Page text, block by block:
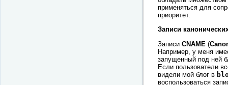
применяться для
приоритет.
Записи
Записи CNAME (
Например, у меня
запущенный под ней
Если пользователи
видели мой блог в
воспользоваться